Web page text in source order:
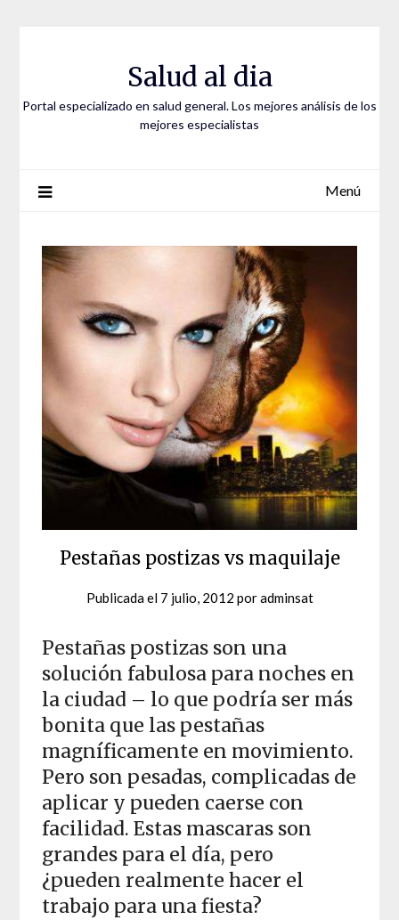
Salud al dia
Portal especializado en salud general. Los mejores análisis de los
mejores especialistas
Menú
Pestañas postizas vs maquilaje
Publicada el 7 julio, 2012 poradminsat
Pestañas postizas son una
solución fabulosa para noches en
la ciudad – lo que podría ser más
bonita que las pestañas
magníficamente en movimiento.
Pero son pesadas, complicadas de
aplicar y pueden caerse con
facilidad. Estas mascaras son
grandes para el día, pero
¿pueden realmente hacer el
trabajo para una fiesta?